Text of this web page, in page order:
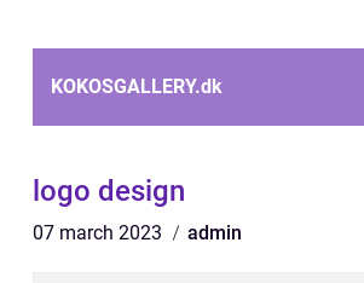
KOKOSGALLERY.dk
logo design
07 march 2023 admin